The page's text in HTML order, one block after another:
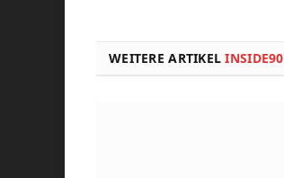
WEITERE ARTIKELINSIDE90